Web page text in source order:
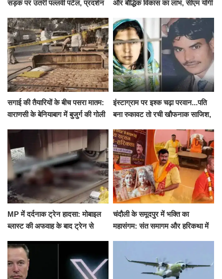
सड़क पर उतरीं पल्लवी पटेल, प्रदर्शन
और बौद्धिक विकास का लाभ, सीएम योगी
सगाई की तैयारियों के बीच पसरा मातम:
वाराणसी के बेनियाबाग में बुजुर्ग की गोली
इंस्टाग्राम पर इश्क चढ़ा परवान...पति
बना रुकावट तो रची खौफनाक साजिश,
के घाट
MP में दर्दनाक ट्रेन हादसा: मोबाइल
ब्लास्ट की अफवाह के बाद ट्रेन से
रौंदा, 4 की मौत
चंदौली के समूदपुर में भक्ति का
महासंगम: संत समागम और हरिकथा में